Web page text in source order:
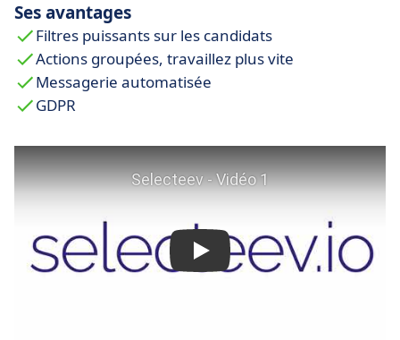
avez filtrés : messages, changement de statut,
attribution à un évaluateur, etc.
Graphes de statistiques
pour voir en un clin
oeil où en sont vos candidatures
organisateurs et les candidats
Plateformemultilingue
candidats qui n'ont pas finalisé avant la cloture
de votre appel à projet
Ses avantages
Filtres puissants sur les candidats
Actions groupées, travaillez plus vite
Messagerie automatisée
GDPR